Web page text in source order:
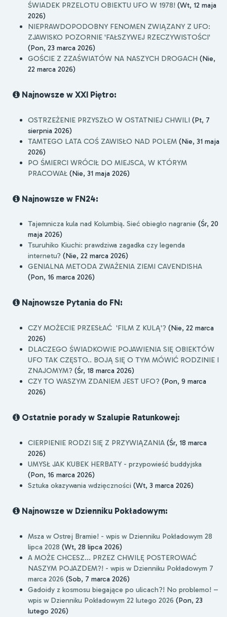
ŚWIADEK PRZELOTU OBIEKTU UFO W 1978! (Wt, 12 maja
2026)
NIEPRAWDOPODOBNY FENOMEN ZWIĄZANY Z UFO:
ZJAWISKO POZORNIE 'FAŁSZYWEJ RZECZYWISTOŚCI'
(Pon, 23 marca 2026)
GOŚCIE Z ZZAŚWIATÓW NA NASZYCH DROGACH (Nie,
22 marca 2026)
Najnowsze w XXI Piętro:
OSTRZEŻENIE PRZYSZŁO W OSTATNIEJ CHWILI (Pt, 7
sierpnia 2026)
TAMTEGO LATA COŚ ZAWISŁO NAD POLEM (Nie, 31 maja
2026)
PO ŚMIERCI WRÓCIŁ DO MIEJSCA, W KTÓRYM
PRACOWAŁ (Nie, 31 maja 2026)
Najnowsze w FN24:
Tajemnicza kula nad Kolumbią. Sieć obiegło nagranie (Śr, 20
maja 2026)
Tsuruhiko Kiuchi: prawdziwa zagadka czy legenda
internetu? (Nie, 22 marca 2026)
GENIALNA METODA ZWAŻENIA ZIEMI CAVENDISHA
(Pon, 16 marca 2026)
Najnowsze Pytania do FN:
CZY MOŻECIE PRZESŁAĆ 'FILM Z KULĄ'? (Nie, 22 marca
2026)
DLACZEGO ŚWIADKOWIE POJAWIENIA SIĘ OBIEKTÓW
UFO TAK CZĘSTO.. BOJĄ SIĘ O TYM MÓWIĆ RODZINIE I
ZNAJOMYM? (Śr, 18 marca 2026)
CZY TO WASZYM ZDANIEM JEST UFO? (Pon, 9 marca
2026)
Ostatnie porady w Szalupie Ratunkowej:
CIERPIENIE RODZI SIĘ Z PRZYWIĄZANIA (Śr, 18 marca
2026)
UMYSŁ JAK KUBEK HERBATY - przypowieść buddyjska
(Pon, 16 marca 2026)
Sztuka okazywania wdzięczności (Wt, 3 marca 2026)
Najnowsze w Dzienniku Pokładowym:
Msza w Ostrej Bramie! - wpis w Dzienniku Pokładowym 28
lipca 2028 (Wt, 28 lipca 2026)
A MOŻE CHCESZ... PRZEZ CHWILĘ POSTEROWAĆ
NASZYM POJAZDEM?! - wpis w Dzienniku Pokładowym 7
marca 2026 (Sob, 7 marca 2026)
Gadoidy z kosmosu biegające po ulicach?! No problemo! –
wpis w Dzienniku Pokładowym 22 lutego 2026 (Pon, 23
lutego 2026)